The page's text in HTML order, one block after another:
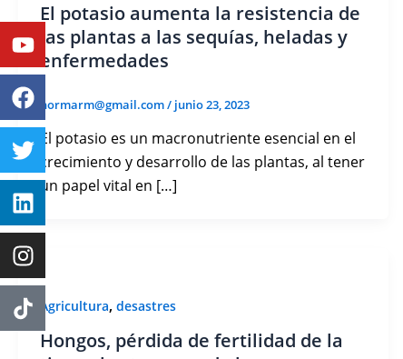
El potasio aumenta la resistencia de
las plantas a las sequías, heladas y
enfermedades
normarm@gmail.com/ junio 23, 2023
El potasio es un macronutriente esencial en el
crecimiento y desarrollo de las plantas, al tener
un papel vital en […]
Agricultura, desastres
Hongos, pérdida de fertilidad de la
Youtube
Facebook
Twitter
Linkedin
Instagram